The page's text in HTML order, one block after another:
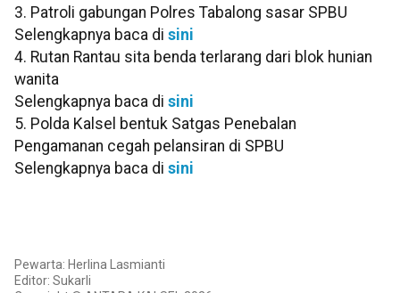
3. Patroli gabungan Polres Tabalong sasar SPBU
Selengkapnya baca di sini
4. Rutan Rantau sita benda terlarang dari blok hunian
wanita
Selengkapnya baca di sini
5. Polda Kalsel bentuk Satgas Penebalan
Pengamanan cegah pelansiran di SPBU
Selengkapnya baca di sini
Pewarta: Herlina Lasmianti
Editor: Sukarli